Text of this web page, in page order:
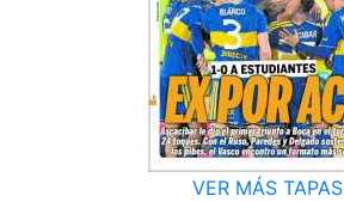
VER MÁS TAPAS